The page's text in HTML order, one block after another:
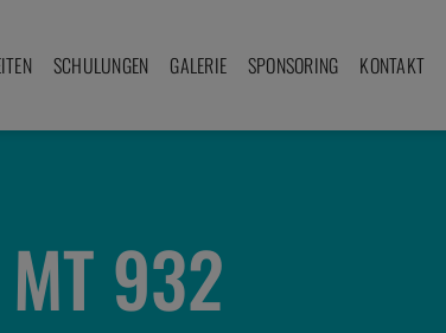
SCHULUNGEN GALERIE SPONSORING KONTAKT
932